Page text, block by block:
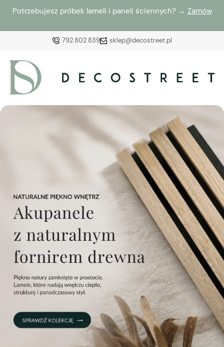
Potrzebujesz próbek lameli i paneli ściennych? → Zamów
792 802 839 sklep@decostreet.pl
Załóż konto
Wybierz coś dla siebie z naszej aktualnej oferty lub
zaloguj się, aby przywrócić dodane produkty do listy
z poprzedniej sesji.